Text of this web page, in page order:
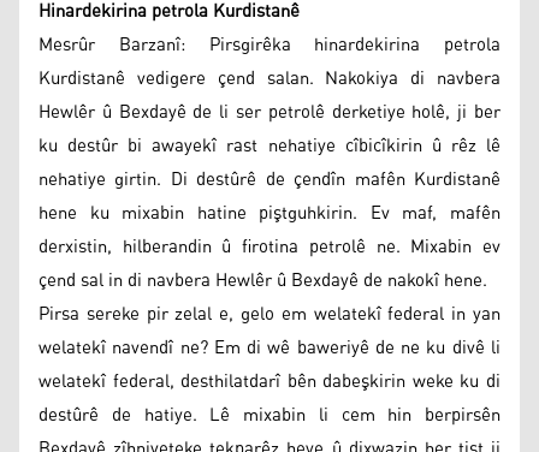
Hinardekirina petrola Kurdistanê
Mesrûr Barzanî: Pirsgirêka hinardekirina petrola
Kurdistanê vedigere çend salan. Nakokiya di navbera
Hewlêr û Bexdayê de li ser petrolê derketiye holê, ji ber
ku destûr bi awayekî rast nehatiye cîbicîkirin û rêz lê
nehatiye girtin. Di destûrê de çendîn mafên Kurdistanê
hene ku mixabin hatine piştguhkirin. Ev maf, mafên
derxistin, hilberandin û firotina petrolê ne. Mixabin ev
çend sal in di navbera Hewlêr û Bexdayê de nakokî hene.
Pirsa sereke pir zelal e, gelo em welatekî federal in yan
welatekî navendî ne? Em di wê baweriyê de ne ku divê li
welatekî federal, desthilatdarî bên dabeşkirin weke ku di
destûrê de hatiye. Lê mixabin li cem hin berpirsên